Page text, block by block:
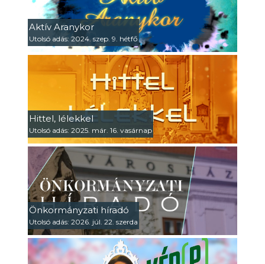
Aktív Aranykor
Utolsó adás: 2024. szep. 9. hétfő
Hittel, lélekkel
Utolsó adás: 2025. már. 16. vasárnap
Önkormányzati híradó
Utolsó adás: 2026. júl. 22. szerda